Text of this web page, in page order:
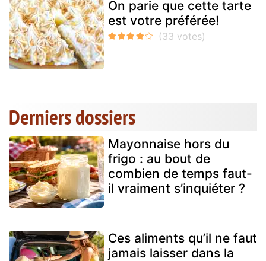
On parie que cette tarte
est votre préférée!
Derniers dossiers
Mayonnaise hors du
frigo : au bout de
combien de temps faut-
il vraiment s’inquiéter ?
Ces aliments qu’il ne faut
jamais laisser dans la